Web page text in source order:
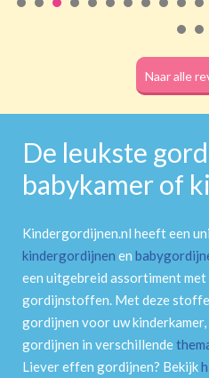
Naar alle
De leukste
babykamer of
Kindergordijnen.nl heeft een
kindergordijnen en
een uitgebreid assortiment
gordijnstoffen. Met deze
gordijnen voor uw
gordijnen in verschillende
Liever effen gordijnen? Bekijk